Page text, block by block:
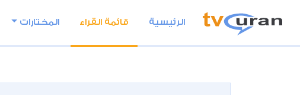
الرئيسية قائمة القراء المختارات